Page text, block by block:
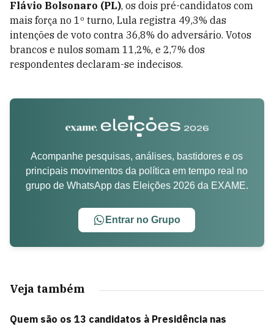
Flávio Bolsonaro (PL), os dois pré-candidatos com
mais força no 1º turno, Lula registra 49,3% das
intenções de voto contra 36,8% do adversário. Votos
brancos e nulos somam 11,2%, e 2,7% dos
respondentes declaram-se indecisos.
Acompanhe pesquisas, análises, bastidores e os
principais movimentos da política em tempo real no
grupo de WhatsApp das Eleições 2026 da EXAME.
Entrar no Grupo
Veja também
Quem são os 13 candidatos à Presidência nas